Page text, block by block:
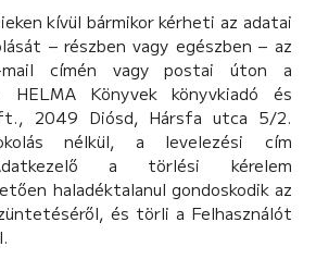
kívül bármikor kérheti az adatai
– részben vagy egészben – az
mail címén vagy postai úton a
HELMA Könyvek könyvkiadó és
2049 Diósd, Hársfa utca 5/2.
nélkül, a levelezési cím
a törlési kérelem
haladéktalanul gondoskodik az
és törli a Felhasználót